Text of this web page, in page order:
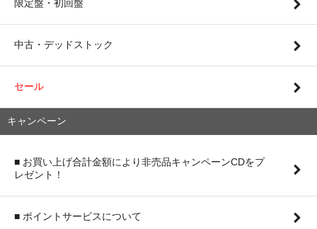
限定盤・初回盤
中古・デッドストック
セール
キャンペーン
■ お買い上げ合計金額により非売品キャンペーンCDをプ
レゼント！
■ ポイントサービスについて